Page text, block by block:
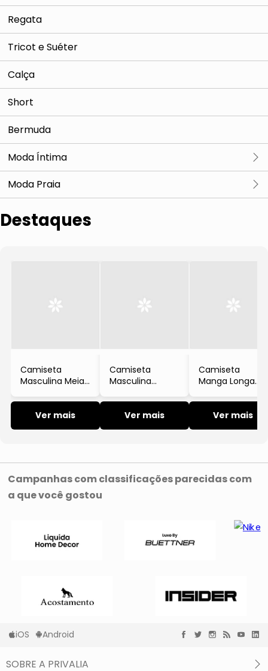
Regata
Tricot e Suéter
Calça
Short
Bermuda
Moda Íntima
Kits de Cuecas e Meias
Moda Praia
Ver tudo
Destaques
Camiseta
Masculina Meia
Longa Select
Ver mais
Camiseta
Masculina
Longa Meia
Malha Algodão
Ver mais
Camiseta
Manga Longa
Masculina
Select Marrom
Ver mais
Campanhas com classificações parecidas com
a que você gostou
iOS Android
SOBRE A PRIVALIA